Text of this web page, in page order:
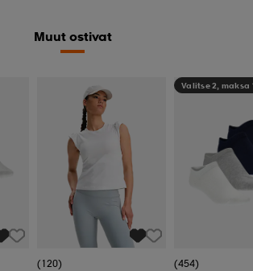
Muut ostivat
(120)
Valitse 2, maksa
(454)